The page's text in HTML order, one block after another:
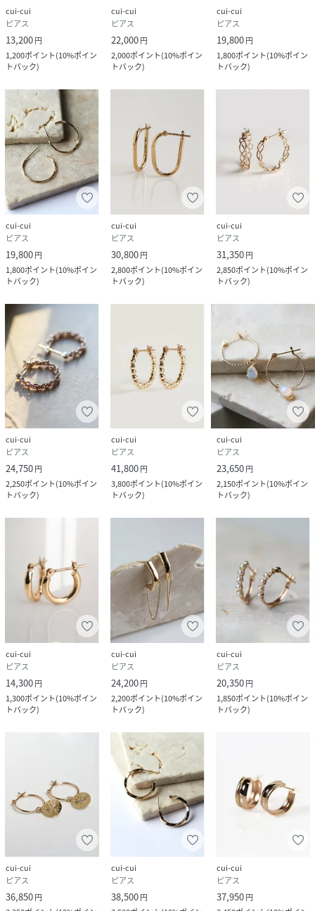
cui-cui
ピアス
13,200円
1,200ポイント(10%ポイン
トバック)
cui-cui
ピアス
22,000円
2,000ポイント(10%ポイン
トバック)
cui-cui
ピアス
19,800円
1,800ポイント(10%ポイン
トバック)
cui-cui
ピアス
19,800円
1,800ポイント(10%ポイン
トバック)
cui-cui
ピアス
30,800円
2,800ポイント(10%ポイン
トバック)
cui-cui
ピアス
31,350円
2,850ポイント(10%ポイン
トバック)
cui-cui
ピアス
24,750円
2,250ポイント(10%ポイン
トバック)
cui-cui
ピアス
41,800円
3,800ポイント(10%ポイン
トバック)
cui-cui
ピアス
23,650円
2,150ポイント(10%ポイン
トバック)
cui-cui
ピアス
14,300円
1,300ポイント(10%ポイン
トバック)
cui-cui
ピアス
24,200円
2,200ポイント(10%ポイン
トバック)
cui-cui
ピアス
20,350円
1,850ポイント(10%ポイン
トバック)
cui-cui
ピアス
36,850円
cui-cui
ピアス
38,500円
cui-cui
ピアス
37,950円